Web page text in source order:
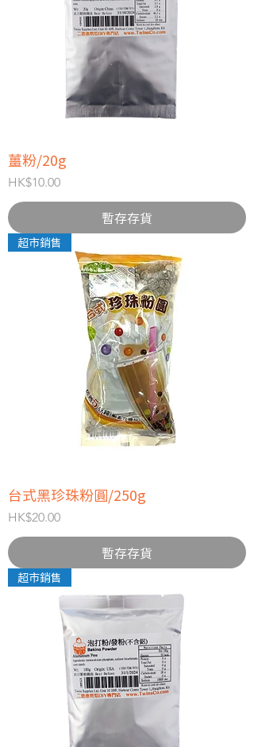
薑粉/20g
價格
HK$10.00
暫存存貨
超市銷售
台式黑珍珠粉圓/250g
價格
HK$20.00
暫存存貨
超市銷售